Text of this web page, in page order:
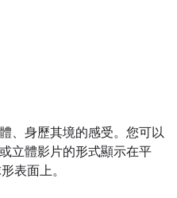
、身歷其境的感受。您可以
立體影片的形式顯示在平
表面上。